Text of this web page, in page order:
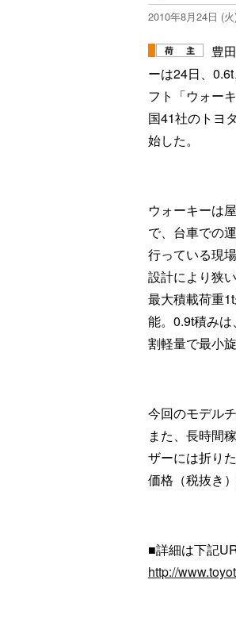
2010年8月24日 (
豊
ーは24日、
フト「ウォー
国41社のトヨ
始した。
ウォーキーは
で、台車での
行っている現
設計により狭
最大積載荷重
能。0.9t積み
割軽量で最小
今回のモデル
また、長時間
ザーには折り
価格（税抜き
■詳細は下記
http://